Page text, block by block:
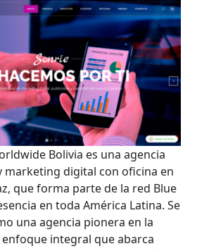
Bolivia es una agencia
marketing digital con oficina en
que forma parte de la red Blue
en toda América Latina. Se
una agencia pionera en la
integral que abarca